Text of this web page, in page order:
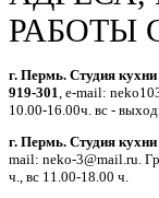
РАБОТЫ
г. Пермь. Студия
919-301 , e-mail:
10.00-16.00ч. вс -
г. Пермь. Студия
mail: neko-3@mail.ru.
ч., вс 11.00-18.00 ч.